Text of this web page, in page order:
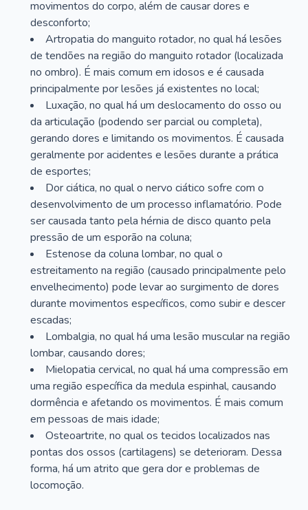
movimentos do corpo, além de causar dores e
desconforto;
Artropatia do manguito rotador, no qual há lesões
de tendões na região do manguito rotador (localizada
no ombro). É mais comum em idosos e é causada
principalmente por lesões já existentes no local;
Luxação, no qual há um deslocamento do osso ou
da articulação (podendo ser parcial ou completa),
gerando dores e limitando os movimentos. É causada
geralmente por acidentes e lesões durante a prática
de esportes;
Dor ciática, no qual o nervo ciático sofre com o
desenvolvimento de um processo inflamatório. Pode
ser causada tanto pela hérnia de disco quanto pela
pressão de um esporão na coluna;
Estenose da coluna lombar, no qual o
estreitamento na região (causado principalmente pelo
envelhecimento) pode levar ao surgimento de dores
durante movimentos específicos, como subir e descer
escadas;
Lombalgia, no qual há uma lesão muscular na região
lombar, causando dores;
Mielopatia cervical, no qual há uma compressão em
uma região específica da medula espinhal, causando
dormência e afetando os movimentos. É mais comum
em pessoas de mais idade;
Osteoartrite, no qual os tecidos localizados nas
pontas dos ossos (cartilagens) se deterioram. Dessa
forma, há um atrito que gera dor e problemas de
locomoção.